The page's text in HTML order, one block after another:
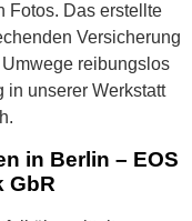
Fotos. Das erstellte
Versicherung
reibungslos
in unserer Werkstatt
in Berlin – EOS
GbR